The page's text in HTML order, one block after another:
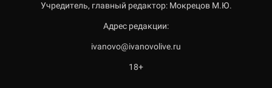
Учредитель, главный редактор: Мокрецов М.Ю.
Адрес редакции:
ivanovo@ivanovolive.ru
18+